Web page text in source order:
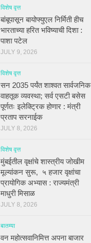
विशेष वृत्त
बांबूपासून बायोफ्युएल निर्मिती हीच
भारताच्या हरित भविष्याची दिशा :
पाशा पटेल
JULY 9, 2026
विशेष वृत्त
सन 2035 पर्यंत शाश्वत सार्वजनिक
वाहतूक व्यवस्था; सर्व एसटी बसेस
पूर्णतः इलेक्ट्रिक होणार : मंत्री
प्रताप सरनाईक
JULY 8, 2026
विशेष वृत्त
मुंबईतील वृक्षांचे शास्त्रीय जोखीम
मूल्यांकन सुरू, ५ हजार वृक्षांचा
प्रायोगिक अभ्यास : राज्यमंत्री
माधुरी मिसाळ
JULY 8, 2026
बातम्या
वन महोत्सवानिमित्त अपना बाजार